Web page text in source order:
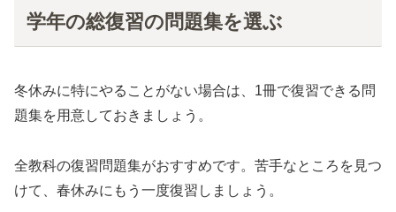
学年の総復習の問題集を選ぶ
冬休みに特にやることがない場合は、1冊で復習できる問
題集を用意しておきましょう。
全教科の復習問題集がおすすめです。苦手なところを見つ
けて、春休みにもう一度復習しましょう。